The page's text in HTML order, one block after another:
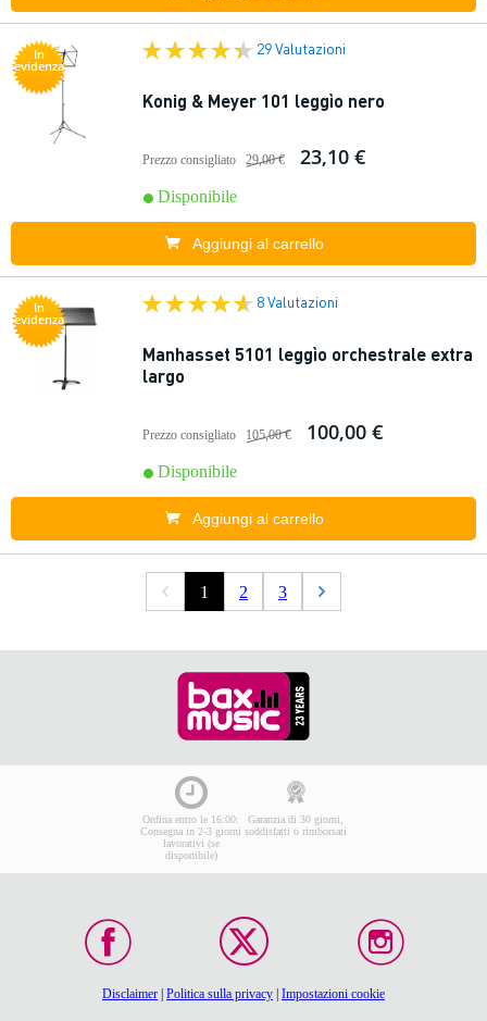
In
evidenza
29 Valutazioni
Konig & Meyer 101 leggìo nero
Prezzo consigliato 29,00 € 23,10 €
Disponibile
Aggiungi al carrello
In
evidenza
8 Valutazioni
Manhasset 5101 leggìo orchestrale extra
largo
Prezzo consigliato 105,00 € 100,00 €
Disponibile
Aggiungi al carrello
1 2 3
Ordina entro le 16:00:
Consegna in 2-3 giorni
lavorativi (se
disponibile)
Garanzia di 30 giorni,
soddisfatti o rimborsati
Disclaimer Politica sulla privacy Impostazioni cookie